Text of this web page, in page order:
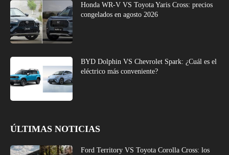
Honda WR-V VS Toyota Yaris Cross: precios
congelados en agosto 2026
BYD Dolphin VS Chevrolet Spark: ¿Cuál es el
eléctrico más conveniente?
ÚLTIMAS NOTICIAS
Ford Territory VS Toyota Corolla Cross: los